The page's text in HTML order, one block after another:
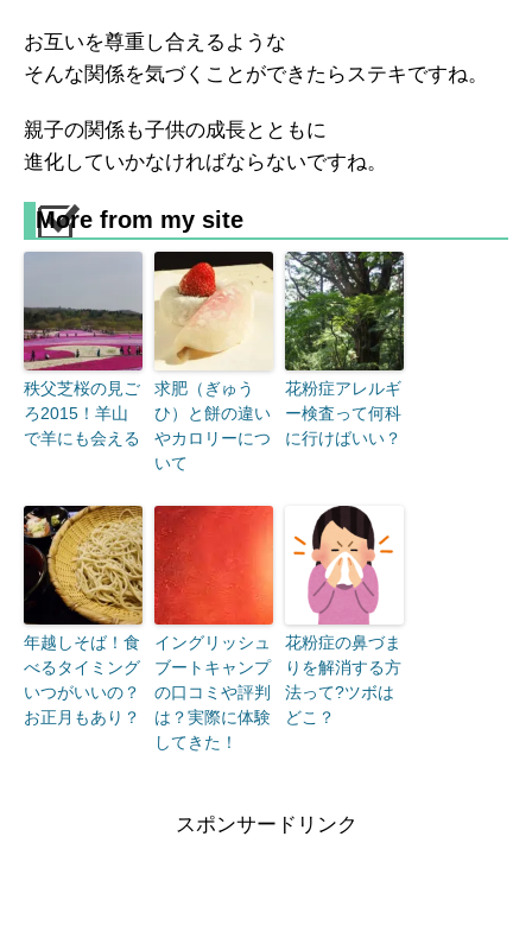
お互いを尊重し合えるような
そんな関係を気づくことができたらステキですね。
親子の関係も子供の成長とともに
進化していかなければならないですね。
More from my site
秩父芝桜の見ご
ろ2015！羊山
で羊にも会える
求肥（ぎゅう
ひ）と餅の違い
やカロリーにつ
いて
花粉症アレルギ
ー検査って何科
に行けばいい？
年越しそば！食
べるタイミング
いつがいいの？
お正月もあり？
イングリッシュ
ブートキャンプ
の口コミや評判
は？実際に体験
してきた！
花粉症の鼻づま
りを解消する方
法って?ツボは
どこ？
スポンサードリンク